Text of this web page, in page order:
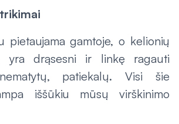
pietaujama gamtoje, o kelionių
yra drąsesni ir linkę ragauti
patiekalų. Visi šie
iššūkiu mūsų virškinimo